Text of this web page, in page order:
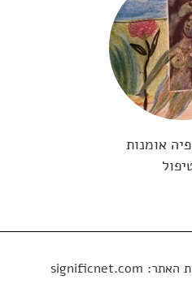
אומנות
האתר: significnet.com